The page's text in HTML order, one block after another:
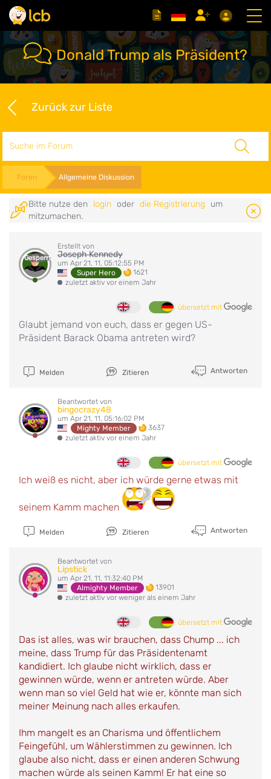
Donald Trump als Präsident?
Zurück zur Liste
Foren Allgemeine Diskussion
Bitte nutze den login oder die Registrierung
um
mitzumachen.
Gesperrt
Erstellt von
Joseph Kennedy
um Apr 21, 11, 05:12:55 PM
Super Hero
1621
zuletzt aktiv vor einem Jahr
übersetzt mit
Glaubt jemand von euch, dass er gegen US-
Präsident Barack Obama antreten wird?
Melden Zitieren Antworten
Beantwortet von
bingocrazy48
um Apr 21, 11, 05:16:02 PM
Mighty Member
3637
zuletzt aktiv vor einem Jahr
übersetzt mit
Ich weiß es nicht, aber ich würde gerne etwas mit
seinem Kamm machen
Melden Zitieren Antworten
Beantwortet von
Lipstick
um Apr 21, 11, 11:32:40 PM
Almighty Member
13901
zuletzt aktiv vor weniger als einem Jahr
übersetzt mit
Das ist alles, was wir brauchen, dass Chump ... ich
meine, dass Trump für das Präsidentenamt
kandidiert. Ich glaube nicht wirklich, dass er
gewinnen würde, wenn er antreten würde. Aber
wenn man so viel Geld hat wie er, könnte man sich
meiner Meinung nach alles erkaufen.
Ihm mangelt es an Charisma und öffentlichem
Feingefühl, um Wählerstimmen zu gewinnen. Ich
glaube also nicht, dass er einen anderen Schwung
machen würde als seinen Kamm! Er hat eine so